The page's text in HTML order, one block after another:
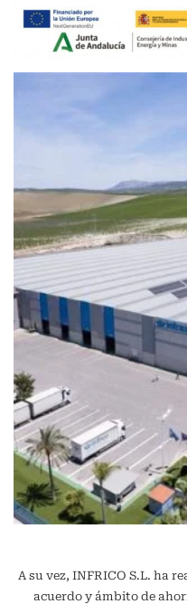
A su vez, INFRICO S.L. ha
acuerdo y ámbito de